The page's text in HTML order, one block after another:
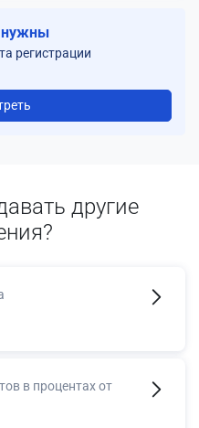
нужны
регистрации
другие
в процентах от